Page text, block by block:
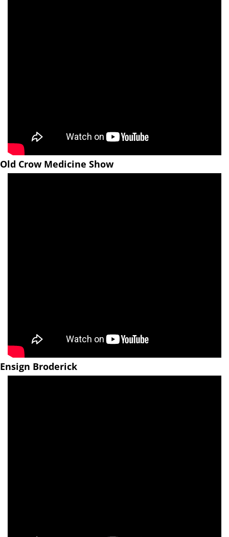
Old Crow Medicine Show
Ensign Broderick